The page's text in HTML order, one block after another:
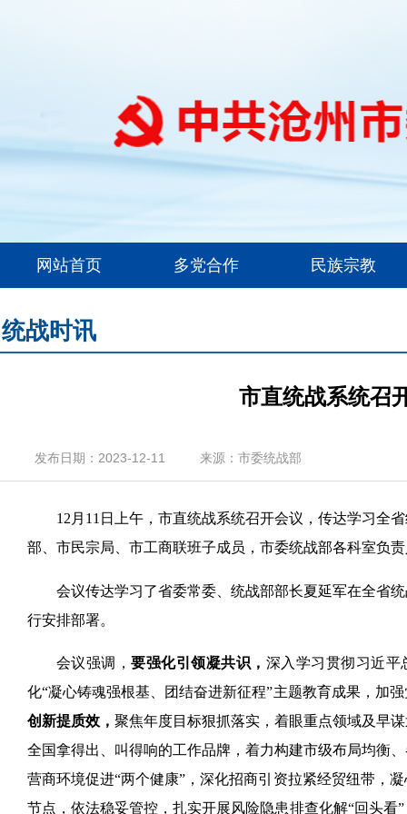
网站首页 多党合作 民族宗教
统战时讯
市直统战系统召
发布日期：2023-12-11 来源：市委统战部
12月11日上午，市直统战系统召开会议，传达学习全
部、市民宗局、市工商联班子成员，市委统战部各科室负
会议传达学习了省委常委、统战部部长夏延军在全省
行安排部署。
会议强调，要强化引领凝共识， 深入学习贯彻习近平
化“凝心铸魂强根基、团结奋进新征程”主题教育成果，加
创新提质效， 聚焦年度目标狠抓落实，着眼重点领域及早
全国拿得出、叫得响的工作品牌，着力构建市级布局均衡
营商环境促进“两个健康”，深化招商引资拉紧经贸纽带，
节点，依法稳妥管控，扎实开展风险隐患排查化解“回头看